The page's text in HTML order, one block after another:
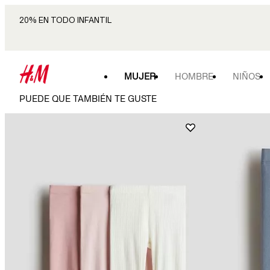
20% EN TODO INFANTIL
MUJER HOMBRE NIÑOS
PUEDE QUE TAMBIÉN TE GUSTE